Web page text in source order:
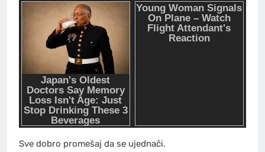
Sve dobro promešaj da se ujednači.